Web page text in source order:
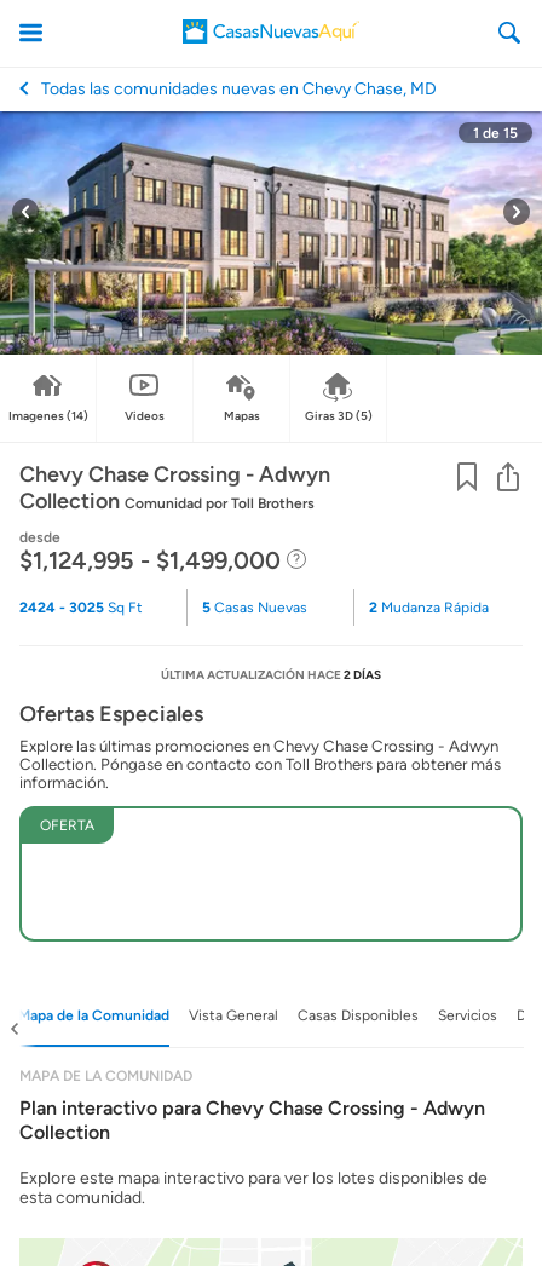
CasasNuevasAqui
Todas las comunidades nuevas en Chevy Chase, MD
1 de 15
Imagenes(14) Videos Mapas Giras 3D(5)
Chevy Chase Crossing - Adwyn
Collection Comunidad por Toll Brothers
desde
$1,124,995 - $1,499,000
2424 - 3025 Sq Ft 5Casas Nuevas 2 Mudanza Rápida
ÚLTIMA ACTUALIZACIÓN HACE2 DÍAS
Ofertas Especiales
Explore las últimas promociones en Chevy Chase Crossing - Adwyn
Collection. Póngase en contacto con Toll Brothers para obtener más
información.
OFERTA
Mapa de la Comunidad Vista General Casas Disponibles Servicios
MAPA DE LA COMUNIDAD
Plan interactivo para Chevy Chase Crossing - Adwyn
Collection
Explore este mapa interactivo para ver los lotes disponibles de
esta comunidad.